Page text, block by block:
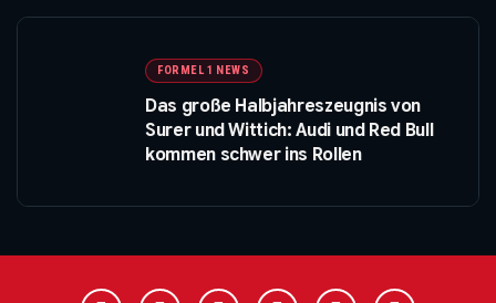
FORMEL 1 NEWS
Das große Halbjahreszeugnis von
Surer und Wittich: Audi und Red Bull
kommen schwer ins Rollen